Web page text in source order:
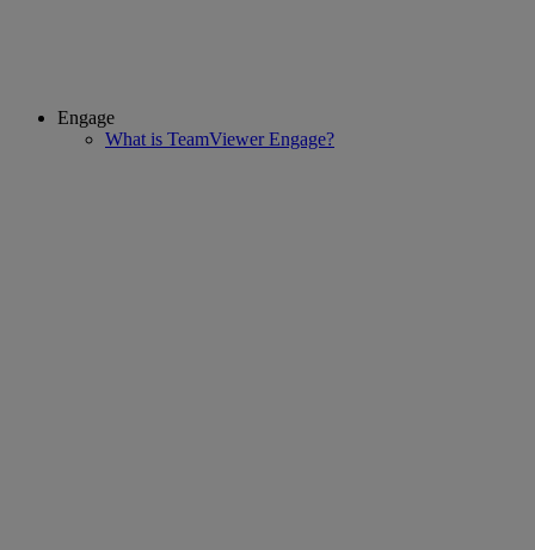
Engage
What is TeamViewer Engage?